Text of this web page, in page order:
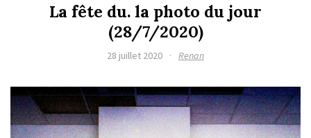
La fête du. la photo du jour
(28/7/2020)
28 juillet 2020 · Renan